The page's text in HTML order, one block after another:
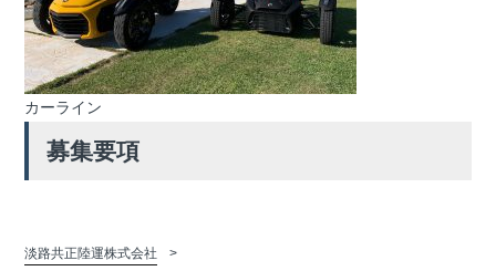
カーライン
募集要項
淡路共正陸運株式会社